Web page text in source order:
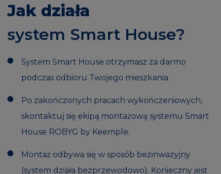
Jak działa
system Smart House?
System Smart House otrzymasz za darmo
podczas odbioru Twojego mieszkania.
Po zakończonych pracach wykończeniowych,
skontaktuj się ekipą montażową systemu Smart
House ROBYG by Keemple.
Montaż odbywa się w sposób bezinwazyjny
(system działa bezprzewodowo). Konieczny jest